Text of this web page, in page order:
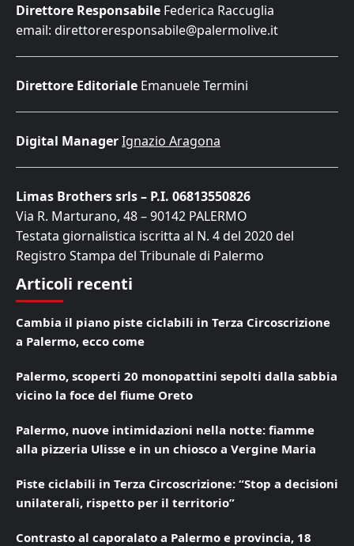
Direttore Responsabile Federica Raccuglia
email: direttoreresponsabile@palermolive.it
Direttore Editoriale Emanuele Termini
Digital ManagerIgnazio Aragona
Limas Brothers srls – P.I. 06813550826
Via R. Marturano, 48 – 90142 PALERMO
Testata giornalistica iscritta al N. 4 del 2020 del
Registro Stampa del Tribunale di Palermo
Articoli recenti
Cambia il piano piste ciclabili in Terza Circoscrizione
a Palermo, ecco come
Palermo, scoperti 20 monopattini sepolti dalla sabbia
vicino la foce del fiume Oreto
Palermo, nuove intimidazioni nella notte: fiamme
alla pizzeria Ulisse e in un chiosco a Vergine Maria
Piste ciclabili in Terza Circoscrizione: “Stop a decisioni
unilaterali, rispetto per il territorio”
Contrasto al caporalato a Palermo e provincia, 18